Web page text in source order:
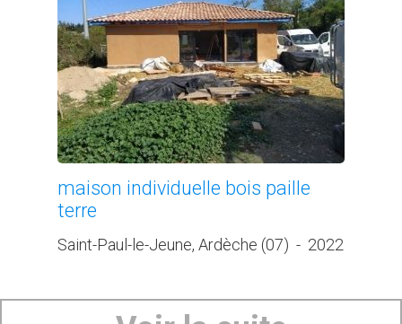
maison individuelle bois paille
terre
Saint-Paul-le-Jeune, Ardèche (07) - 2022